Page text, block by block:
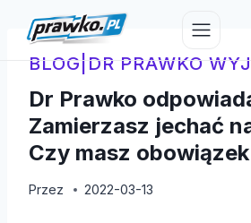
treściBLOG| DR PRAWKO
Dr Prawko
Zamierzasz jechać
Czy masz
Przez 2022-03-13